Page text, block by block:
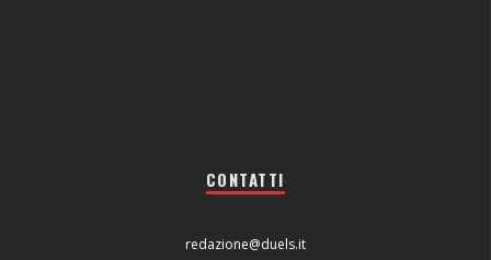
CONTATTI
redazione@duels.it